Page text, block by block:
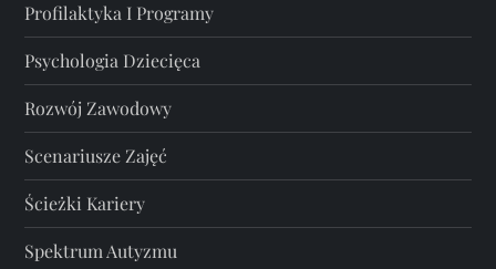
Profilaktyka I Programy
Psychologia Dziecięca
Rozwój Zawodowy
Scenariusze Zajęć
Ścieżki Kariery
Spektrum Autyzmu